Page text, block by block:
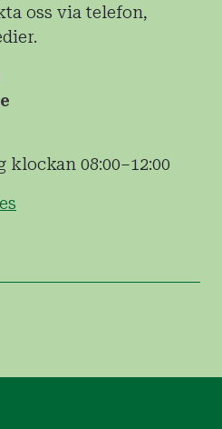
oss via telefon,
08:00–12:00